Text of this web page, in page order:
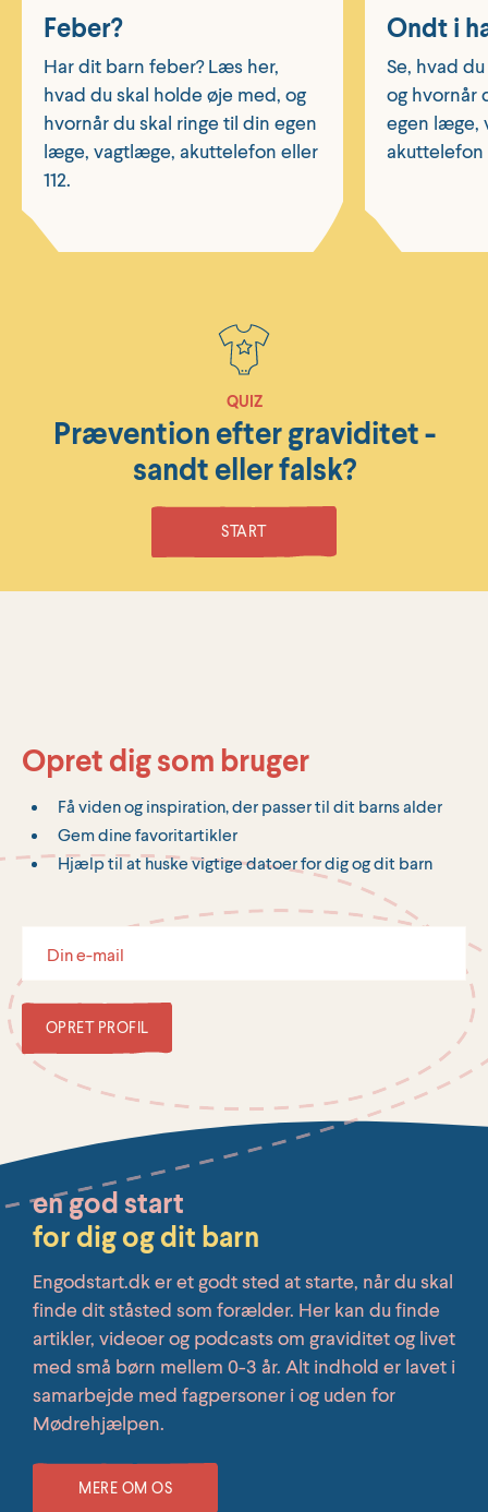
Feber?
Har dit barn feber? Læs her,
hvad du skal holde øje med, og
hvornår du skal ringe til din egen
læge, vagtlæge, akuttelefon eller
112.
Ondt i
Se, hvad
og hvornår
egen læge,
akuttelefon
QUIZ
Prævention efter graviditet -
sandt eller falsk?
START
Opret dig som bruger
Få viden og inspiration, der passer til dit barns alder
Gem dine favoritartikler
Hjælp til at huske vigtige datoer for dig og dit barn
OPRET PROFIL
en god start
for dig og dit barn
Engodstart.dk er et godt sted at starte, når du skal
finde dit ståsted som forælder. Her kan du finde
artikler, videoer og podcasts om graviditet og livet
med små børn mellem 0-3 år. Alt indhold er lavet i
samarbejde med fagpersoner i og uden for
Mødrehjælpen.
MERE OM OS